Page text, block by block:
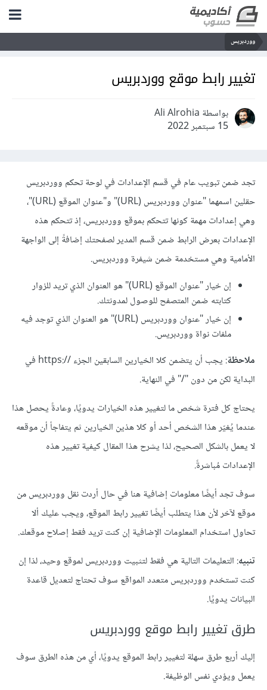
ووردبريس
تغيير رابط موقع ووردبريس
بواسطة Ali Alrohia
15 سبتمبر 2022
تجد ضمن تبويب عام في قسم الإعدادات في لوحة تحكم ووردبريس
حقلين اسمهما "عنوان ووردبريس (URL)" و"عنوان الموقع (URL)"،
وهي إعدادات مهمة كونها تتحكم بموقع ووردبريس، إذ تتحكم هذه
الإعدادات بعرض الرابط ضمن قسم المدير لصفحتك إضافةً إلى الواجهة
الأمامية وهي مستخدمة ضمن شيفرة ووردبريس.
إن خيار "عنوان الموقع (URL)" هو العنوان الذي تريد للزوار
كتابته ضمن المتصفح للوصول لمدونتك.
إن خيار "عنوان ووردبريس (URL)" هو العنوان الذي توجد فيه
ملفات نواة ووردبريس.
ملاحظة
: يجب أن يتضمن كلا الخيارين السابقين الجزء https://‎ في
البداية لكن من دون "/" في النهاية.
يحتاج كل فترة شخص ما لتغيير هذه الخيارات يدويًا، وعادةً يحصل هذا
عندما يُغيّر هذا الشخص أحد أو كلا هذين الخيارين ثم يتفاجأ أن موقعه
لا يعمل بالشكل الصحيح، لذا يشرح هذا المقال كيفية تغيير هذه
الإعدادات مُباشرةً.
سوف تجد أيضًا معلومات إضافية هنا في حال أردت نقل ووردبريس من
موقع لآخر لأن هذا يتطلب أيضًا تغيير رابط الموقع، ويجب عليك ألا
تحاول استخدام المعلومات الإضافية إن كنت تريد فقط إصلاح موقعك.
تنبيه: التعليمات التالية هي فقط لتثبيت ووردبريس لموقع وحيد، لذا إن
كنت تستخدم ووردبريس متعدد المواقع سوف تحتاج لتعديل قاعدة
البيانات يدويًا.
طرق تغيير رابط موقع ووردبريس
إليك أربع طرق سهلة لتغيير رابط الموقع يدويًا، أي من هذه الطرق سوف
يعمل ويؤدي نفس الوظيفة.